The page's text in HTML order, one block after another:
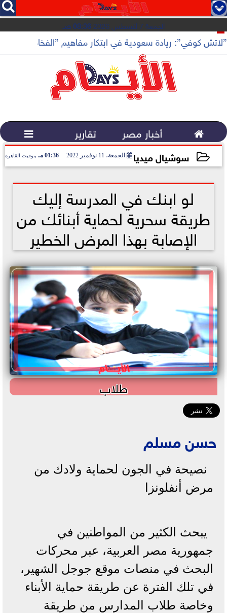
   
الجمعة 7 أغسطس 2026 08:36 صـ
”لاتش كوفي”: ريادة سعودية في ابتكار مفاهيم ”الفخامة
 أخبار مصر تقارير 
سوشيال ميديا الجمعة، 11 نوفمبر 2022 01:36 مـ بتوقيت القاهرة
لو ابنك في المدرسة إليك
طريقة سحرية لحماية أبنائك من
الإصابة بهذا المرض الخطير
طلاب
حسن مسلم
نصيحة في الجون لحماية ولادك من
مرض أنفلونزا
يبحث الكثير من المواطنين في
جمهورية مصر العربية، عبر محركات
البحث في منصات موقع جوجل الشهير،
في تلك الفترة عن طريقة حماية الأبناء
وخاصة طلاب المدارس من طريقة